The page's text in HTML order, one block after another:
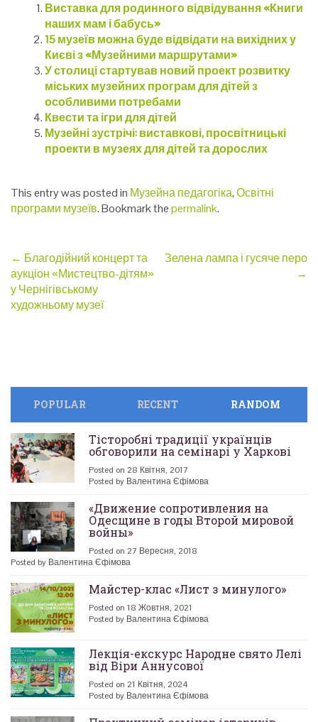
Виставка для родинного відвідування «Книги
наших мам і бабусь»
15 музеїв можна буде відвідати на вихідних у
Києві з «Музейними маршрутами»
У столиці стартував новий проект розвитку
міських музейних програм для дітей з
особливими потребами
Квести та ігри для дітей
Музейні зустрічі: виставкові, просвітницькі
проекти в музеях для дітей та дорослих
This entry was posted in Музейна педагогіка,Освітні
програми музеїв. Bookmark thepermalink.
Post
navigation
← Благодійний концерт та
аукціон «Мистецтво-дітям»
у Чернігівському
художньому музеї
Зелена лампа і гусяче перо
→
POPULAR RECENT RANDOM
Тісторобні традиції українців
обговорили на семінарі у Харкові
Posted on 28 Квітня, 2017
Posted by Валентина Єфімова
«Движение сопротивления на
Одесщине в годы Второй мировой
войны»
Posted on 27 Вересня, 2018
Posted by Валентина Єфімова
Майстер-клас «Лист з минулого»
Posted on 18 Жовтня, 2021
Posted by Валентина Єфімова
Лекція-екскурс Народне свято Лелі
від Віри Аннусової
Posted on 21 Квітня, 2024
Posted by Валентина Єфімова